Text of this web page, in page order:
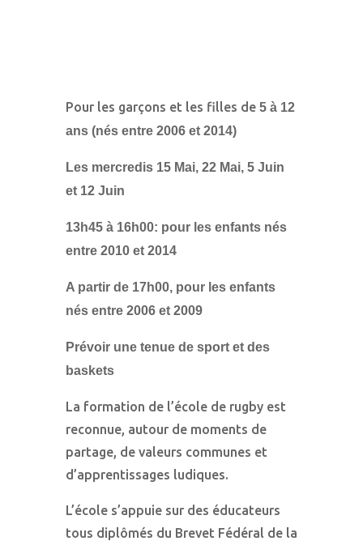
Pour les garçons et les filles de 5 à 12
ans (nés entre 2006 et 2014)
Les mercredis 15 Mai, 22 Mai, 5 Juin
et 12 Juin
13h45 à 16h00: pour les enfants nés
entre 2010 et 2014
A partir de 17h00, pour les enfants
nés entre 2006 et 2009
Prévoir une tenue de sport et des
baskets
La formation de l’école de rugby est
reconnue, autour de moments de
partage, de valeurs communes et
d’apprentissages ludiques.
L’école s’appuie sur des éducateurs
tous diplômés du Brevet Fédéral de la